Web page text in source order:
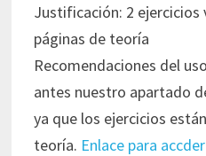
Justificación: 2 ejercicios
páginas de teoría
Recomendaciones del
antes nuestro apartado
ya que los ejercicios
teoría. Enlace para